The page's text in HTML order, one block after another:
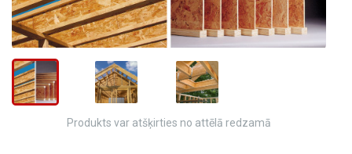
Produkts var atšķirties no attēlā redzamā